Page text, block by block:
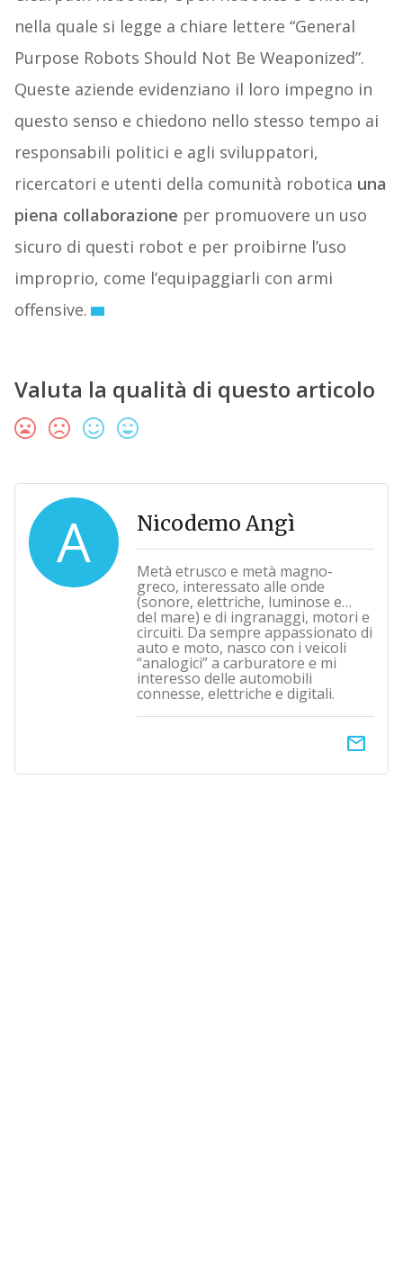
nella quale si legge a chiare lettere “General
Purpose Robots Should Not Be Weaponized”.
Queste aziende evidenziano il loro impegno in
questo senso e chiedono nello stesso tempo ai
responsabili politici e agli sviluppatori,
ricercatori e utenti della comunità robotica una
piena collaborazione per promuovere un uso
sicuro di questi robot e per proibirne l’uso
improprio, come l’equipaggiarli con armi
offensive.
Valuta la qualità di questo articolo
A Nicodemo Angì
Metà etrusco e metà magno-
greco, interessato alle onde
(sonore, elettriche, luminose e…
del mare) e di ingranaggi, motori e
circuiti. Da sempre appassionato di
auto e moto, nasco con i veicoli
“analogici” a carburatore e mi
interesso delle automobili
connesse, elettriche e digitali.
email